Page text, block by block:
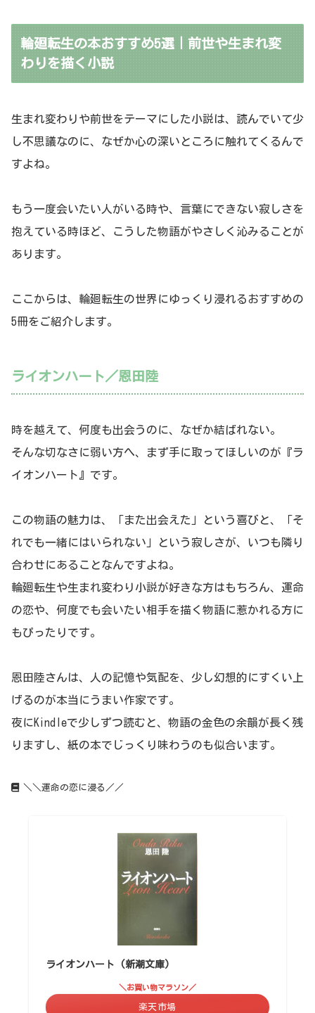
輪廻転生の本おすすめ5選｜前世や生まれ変
わりを描く小説
生まれ変わりや前世をテーマにした小説は、読んでいて少
し不思議なのに、なぜか心の深いところに触れてくるんで
すよね。
もう一度会いたい人がいる時や、言葉にできない寂しさを
抱えている時ほど、こうした物語がやさしく沁みることが
あります。
ここからは、輪廻転生の世界にゆっくり浸れるおすすめの
5冊をご紹介します。
ライオンハート／恩田陸
時を越えて、何度も出会うのに、なぜか結ばれない。
そんな切なさに弱い方へ、まず手に取ってほしいのが『ラ
イオンハート』です。
この物語の魅力は、「また出会えた」という喜びと、「そ
れでも一緒にはいられない」という寂しさが、いつも隣り
合わせにあることなんですよね。
輪廻転生や生まれ変わり小説が好きな方はもちろん、運命
の恋や、何度でも会いたい相手を描く物語に惹かれる方に
もぴったりです。
恩田陸さんは、人の記憶や気配を、少し幻想的にすくい上
げるのが本当にうまい作家です。
夜にKindleで少しずつ読むと、物語の金色の余韻が長く残
りますし、紙の本でじっくり味わうのも似合います。
＼＼運命の恋に浸る／／
ライオンハート (新潮文庫)
＼お買い物マラソン／
楽天市場